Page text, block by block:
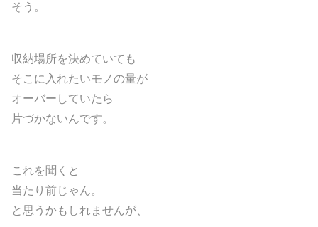
そう。
収納場所を決めていても
そこに入れたいモノの量が
オーバーしていたら
片づかないんです。
これを聞くと
当たり前じゃん。
と思うかもしれませんが、